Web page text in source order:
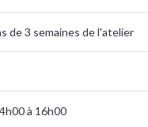
de 3 semaines de l'atelier
à 16h00